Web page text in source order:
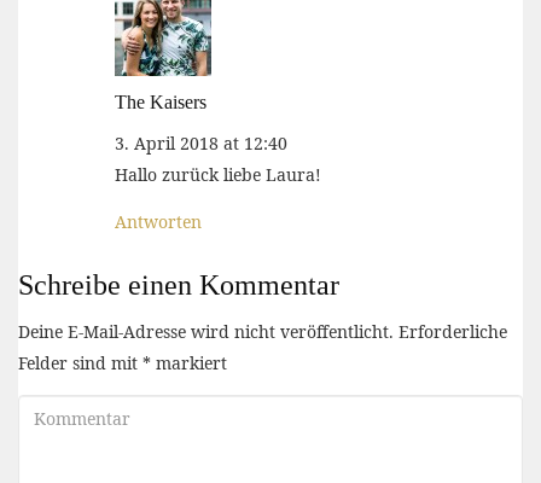
The Kaisers
3. April 2018 at 12:40
Hallo zurück liebe Laura!
Antworten
Schreibe einen Kommentar
Deine E-Mail-Adresse wird nicht veröffentlicht. Erforderliche
Felder sind mit * markiert
Kommentar